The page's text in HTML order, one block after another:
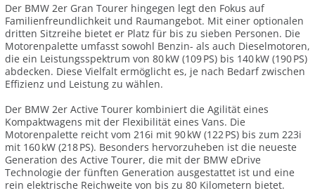
Der BMW 2er Gran Tourer hingegen legt den Fokus auf
Familienfreundlichkeit und Raumangebot. Mit einer optionalen
dritten Sitzreihe bietet er Platz für bis zu sieben Personen. Die
Motorenpalette umfasst sowohl Benzin- als auch Dieselmotoren,
die ein Leistungsspektrum von 80 kW (109 PS) bis 140 kW (190 PS)
abdecken. Diese Vielfalt ermöglicht es, je nach Bedarf zwischen
Effizienz und Leistung zu wählen.
Der BMW 2er Active Tourer kombiniert die Agilität eines
Kompaktwagens mit der Flexibilität eines Vans. Die
Motorenpalette reicht vom 216i mit 90 kW (122 PS) bis zum 223i
mit 160 kW (218 PS). Besonders hervorzuheben ist die neueste
Generation des Active Tourer, die mit der BMW eDrive
Technologie der fünften Generation ausgestattet ist und eine
rein elektrische Reichweite von bis zu 80 Kilometern bietet.